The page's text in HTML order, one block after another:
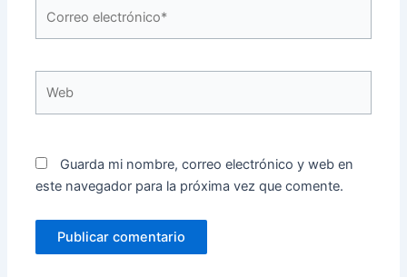
electrónico*
Guarda mi nombre, correo electrónico y web en
este navegador para la próxima vez que comente.